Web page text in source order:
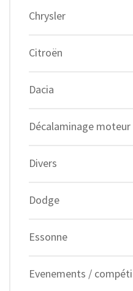
Chrysler
Citroën
Dacia
Décalaminage moteur
Divers
Dodge
Essonne
Evenements /